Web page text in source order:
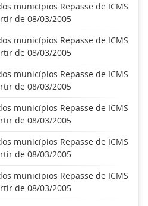
municípios Repasse de ICMS
de 08/03/2005
municípios Repasse de ICMS
de 08/03/2005
municípios Repasse de ICMS
de 08/03/2005
municípios Repasse de ICMS
de 08/03/2005
municípios Repasse de ICMS
de 08/03/2005
municípios Repasse de ICMS
de 08/03/2005